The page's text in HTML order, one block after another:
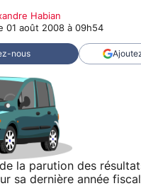
Habian
01 août 2008 à 09h54
nous
la parution des
sa dernière année